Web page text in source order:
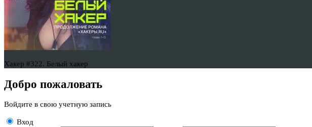
Хакер #322. Белый хакер
Добро пожаловать
Войдите в свою учетную запись
Вход